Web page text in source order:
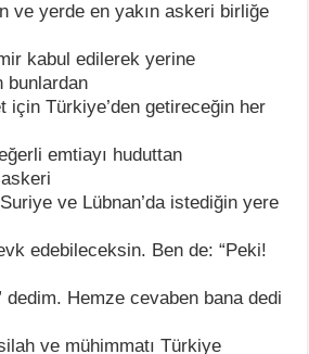
ve yerde en yakın askeri birliğe
kabul edilerek yerine
bunlardan
için Türkiye’den getireceğin her
emtiayı huduttan
ve Lübnan’da istediğin yere
edebileceksin. Ben de: “Peki!
dedim. Hemze cevaben bana dedi
ve mühimmatı Türkiye